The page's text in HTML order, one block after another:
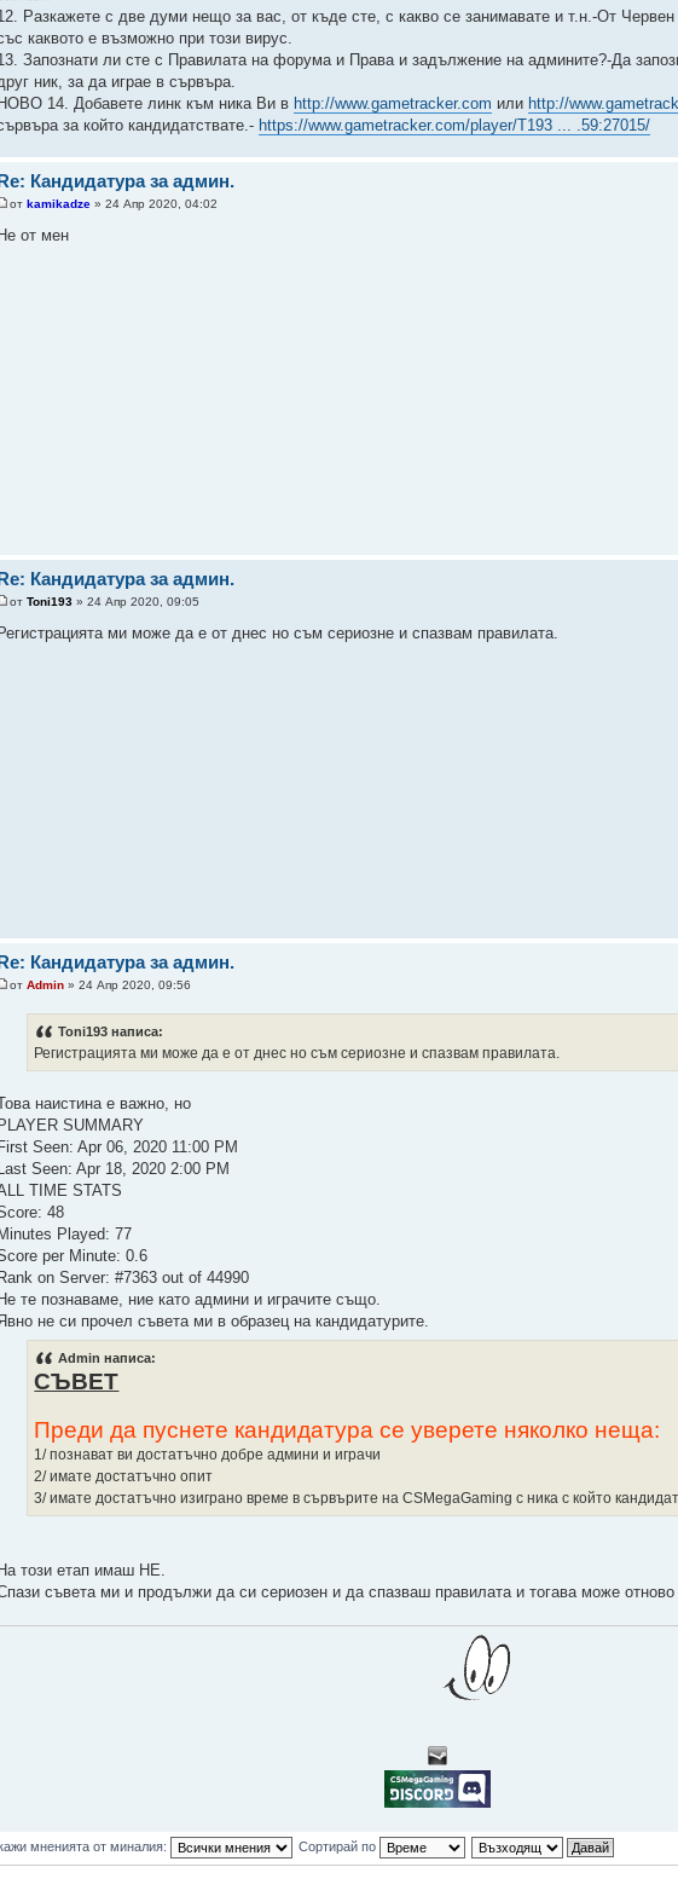
Разкажете с две думи нещо за вас, от къде сте, с какво се занимавате и т.н.-От
каквото е възможно при този вирус.
Запознати ли сте с Правилата на форума и Права и задължение на админите?-Да
ник, за да играе в сървъра.
14. Добавете линк към ника Ви в http://www.gametracker.com или http://
за който кандидатствате.- https://www.gametracker.com/player/T193 ... .59:27015/
Кандидатура за админ.
отkamikadze » 24 Апр 2020, 04:02
Не от мен
Кандидатура за админ.
отToni193 » 24 Апр 2020, 09:05
Регистрацията ми може да е от днес но съм сериозне и спазвам правилата.
Кандидатура за админ.
отAdmin » 24 Апр 2020, 09:56
Toni193 написа:
Регистрацията ми може да е от днес но съм сериозне и спазвам правилата.
наистина е важно, но
PLAYER SUMMARY
First Seen: Apr 06, 2020 11:00 PM
Last Seen: Apr 18, 2020 2:00 PM
TIME STATS
48
Minutes Played: 77
per Minute: 0.6
Rank on Server: #7363 out of 44990
Не те познаваме, ние като админи и играчите също.
не си прочел съвета ми в образец на кандидатурите.
Admin написа:
СЪВЕТ
Преди да пуснете кандидатура се уверете няколко неща:
1/ познават ви достатъчно добре админи и играчи
2/ имате достатъчно опит
3/ имате достатъчно изиграно време в сървърите на CSMegaGaming с ника с който
На този етап имаш НЕ.
съвета ми и продължи да си сериозен и да спазваш правилата и тогава може
мненията от миналия: Сортирай по